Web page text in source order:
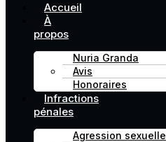
Accueil
À
propos
Nuria Granda
Avis
Honoraires
Infractions
pénales
Agression sexuelle